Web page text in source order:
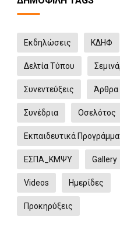
Eκδηλώσεις ΚΔΗΦ
Δελτία Τύπου
Συνεντεύξεις Άρθρα
Συνέδρια Οσελότος
Εκπαιδευτικά
ΕΣΠΑ_ΚΜΨΥ Gallery
Videos Ημερίδες
Προκηρύξεις